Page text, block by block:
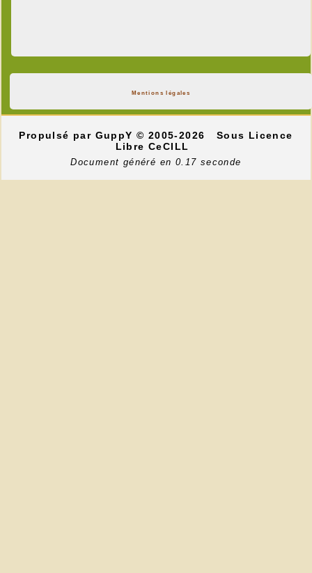
Mentions légales
Propulsé par GuppY© 2005-2026
Sous Licence
Libre CeCILL
Document généré en 0.17 seconde